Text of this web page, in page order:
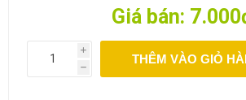
Giá bán:
i
h
THÊM VÀO GIỎ